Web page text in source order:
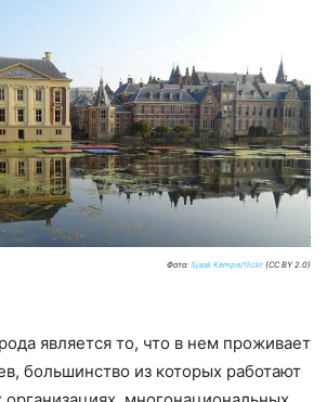
Фото: Sjaak Kempe/flickr (CC BY 2.0)
является то, что в нем проживает
большинство из которых работают